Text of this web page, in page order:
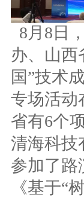
8月8日
办、山西
国”技术
专场活动
省有6个
清海科技
参加了路
《基于“